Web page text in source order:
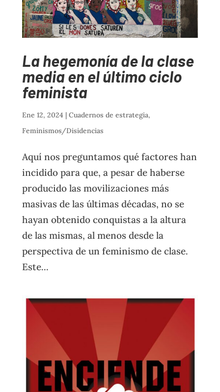
La hegemonía de la clase
media en el último ciclo
feminista
Ene 12, 2024 | Cuadernos de estrategia,
Feminismos/Disidencias
Aquí nos preguntamos qué factores han
incidido para que, a pesar de haberse
producido las movilizaciones más
masivas de las últimas décadas, no se
hayan obtenido conquistas a la altura
de las mismas, al menos desde la
perspectiva de un feminismo de clase.
Este...